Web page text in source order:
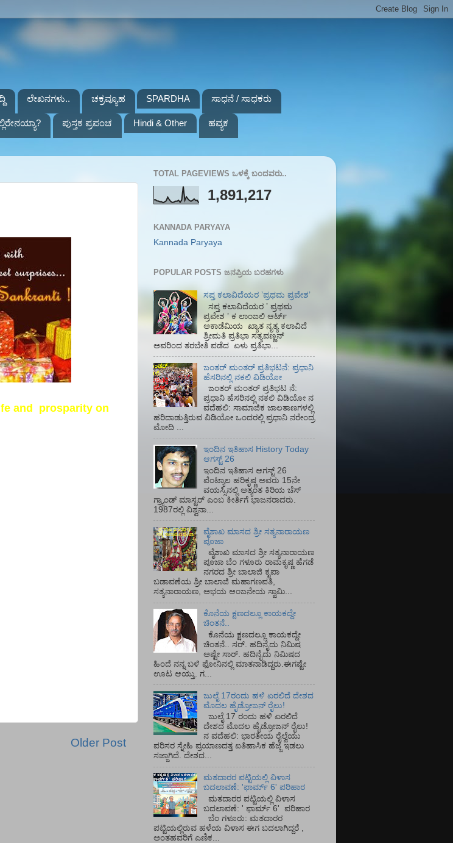
ಲೇಖನಗಳು.. ಚಕ್ರವ್ಯೂಹ SPARDHA ಸಾಧನೆ / ಸಾಧಕರು
ಪುಸ್ತಕ ಪ್ರಪಂಚ Hindi & Other ಹವ್ಯಕ
and prosparity on
Older Post
TOTAL PAGEVIEWS ಒಳಕ್ಕೆ ಬಂದವರು..
1,891,217
KANNADA PARYAYA
Kannada Paryaya
POPULAR POSTS ಜನಪ್ರಿಯ ಬರಹಗಳು
ಸಪ್ತ ಕಲಾವಿದೆಯರ ʼಪ್ರಥಮ ಪ್ರವೇಶʼ
ಸಪ್ತ ಕಲಾವಿದೆಯರ ʼ ಪ್ರಥಮ
ಪ್ರವೇಶ ʼ ಕ ಲಾಂಜಲಿ ಆರ್ಟ್
ಅಕಾಡೆಮಿಯ‌ ಖ್ಯಾತ ನೃತ್ಯ ಕಲಾವಿದೆ
ಶ್ರೀಮತಿ ಪ್ರತಿಭಾ ಸತ್ಯವಣ್ಣನ್
ಅವರಿಂದ ತರಬೇತಿ ಪಡೆದ ಏಳು ಪ್ರತಿಭಾ...
ಜಂತರ್ ಮಂತರ್ ಪ್ರತಿಭಟನೆ: ಪ್ರಧಾನಿ
ಹೆಸರಿನಲ್ಲಿ ನಕಲಿ ವಿಡಿಯೋ
ಜಂತರ್ ಮಂತರ್ ಪ್ರತಿಭಟ ನೆ:
ಪ್ರಧಾನಿ ಹೆಸರಿನಲ್ಲಿ ನಕಲಿ ವಿಡಿಯೋ ನ
ವದೆಹಲಿ: ಸಾಮಾಜಿಕ ಜಾಲತಾಣಗಳಲ್ಲಿ
ಹರಿದಾಡುತ್ತಿರುವ ವಿಡಿಯೋ ಒಂದರಲ್ಲಿ ಪ್ರಧಾನಿ ನರೇಂದ್ರ
ಮೋದಿ ...
ಇಂದಿನ ಇತಿಹಾಸ History Today
ಆಗಸ್ಟ್ 26
ಇಂದಿನ ಇತಿಹಾಸ ಆಗಸ್ಟ್ 26
ಪೆಂಟ್ಯಾಲ ಹರಿಕೃಷ್ಣ ಅವರು 15ನೇ
ವಯಸ್ಸಿನಲ್ಲಿ ಅತ್ಯಂತ ಕಿರಿಯ ಚೆಸ್
ಗ್ರ್ಯಾಂಡ್ ಮಾಸ್ಟರ್ ಎಂಬ ಕೀರ್ತಿಗೆ ಭಾಜನರಾದರು.
1987ರಲ್ಲಿ ವಿಶ್ವನಾ...
ವೈಶಾಖ ಮಾಸದ ಶ್ರೀ ಸತ್ಯನಾರಾಯಣ
ಪೂಜಾ
ವೈಶಾಖ ಮಾಸದ ಶ್ರೀ ಸತ್ಯನಾರಾಯಣ
ಪೂಜಾ ಬೆಂ ಗಳೂರು ರಾಮಕೃಷ್ಣ ಹೆಗಡೆ
ನಗರದ ಶ್ರೀ ಬಾಲಾಜಿ ಕೃಪಾ
ಬಡಾವಣೆಯ ಶ್ರೀ ಬಾಲಾಜಿ ಮಹಾಗಣಪತಿ,
ಸತ್ಯನಾರಾಯಣ, ಅಭಯ ಆಂಜನೇಯ ಸ್ವಾಮಿ...
ಕೊನೆಯ ಕ್ಷಣದಲ್ಲೂ ಕಾಯಕದ್ದೇ
ಚಿಂತನೆ..
ಕೊನೆಯ ಕ್ಷಣದಲ್ಲೂ ಕಾಯಕದ್ದೇ
ಚಿಂತನೆ.. ಸರ್.‌ ಹದಿನೈದು ನಿಮಿಷ
ಅಷ್ಟೇ ಸಾರ್.‌ ಹದಿನೈದು ನಿಮಿಷದ
ಹಿಂದೆ ನನ್ನ ಬಳಿ ಫೋನಿನಲ್ಲಿ ಮಾತನಾಡಿದ್ದರು.ಈಗಷ್ಟೇ
ಊಟ ಆಯ್ತು. ಗ...
ಜುಲೈ 17ರಂದು ಹಳಿ ಏರಲಿದೆ ದೇಶದ
ಮೊದಲ ಹೈಡ್ರೋಜನ್ ರೈಲು!
ಜುಲೈ 17 ರಂದು ಹಳಿ ಏರಲಿದೆ
ದೇಶದ ಮೊದಲ ಹೈಡ್ರೋಜನ್ ರೈಲು!
ನ ವದೆಹಲಿ: ಭಾರತೀಯ ರೈಲ್ವೆಯು
ಪರಿಸರ ಸ್ನೇಹಿ ಪ್ರಯಾಣದತ್ತ ಐತಿಹಾಸಿಕ ಹೆಜ್ಜೆ ಇಡಲು
ಸಜ್ಜಾಗಿದೆ. ದೇಶದ...
ಮತದಾರರ ಪಟ್ಟಿಯಲ್ಲಿ ವಿಳಾಸ
ಬದಲಾವಣೆ: 'ಫಾರ್ಮ್ 6' ಪರಿಹಾರ
ಮತದಾರರ ಪಟ್ಟಿಯಲ್ಲಿ ವಿಳಾಸ
ಬದಲಾವಣೆ: ' ಫಾರ್ಮ್ 6' ಪರಿಹಾರ
ಬೆಂ ಗಳೂರು: ಮತದಾರರ
ಪಟ್ಟಿಯಲ್ಲಿರುವ ಹಳೆಯ ವಿಳಾಸ ಈಗ ಬದಲಾಗಿದ್ದರೆ ,
ಅಂತಹವರಿಗೆ ಎಣಿಕ...